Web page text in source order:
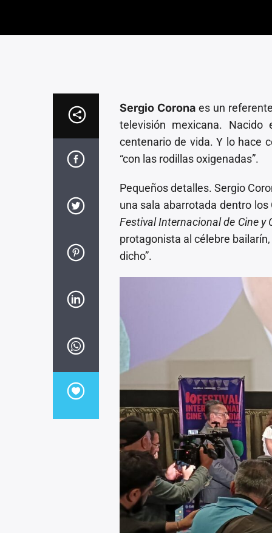
Sergio Coronaes un
televisión mexicana.
centenario de vida. Y lo hace
“con las rodillas oxigenadas”.
Pequeños detalles. Sergio
una sala abarrotada dentro
Festival Internacional de Cine y
protagonista al célebre
dicho”.